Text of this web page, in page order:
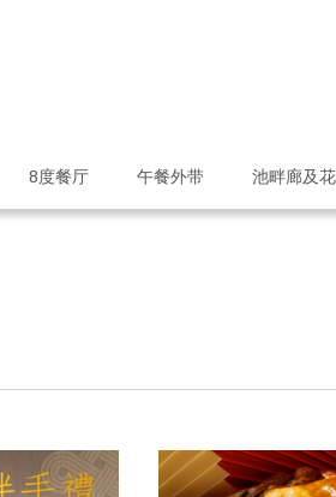
8度餐厅 午餐外带 池畔廊及